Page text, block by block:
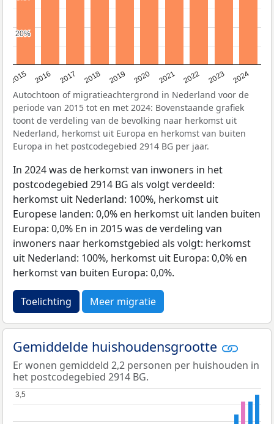
2015 2016 2017 2018 2019 2020 2021 2022 2023 2024
20%
20%
Autochtoon of migratieachtergrond in Nederland voor de
periode van 2015 tot en met 2024: Bovenstaande grafiek
toont de verdeling van de bevolking naar herkomst uit
Nederland, herkomst uit Europa en herkomst van buiten
Europa in het postcodegebied 2914 BG per jaar.
In 2024 was de herkomst van inwoners in het
postcodegebied 2914 BG als volgt verdeeld:
herkomst uit Nederland: 100%, herkomst uit
Europese landen: 0,0% en herkomst uit landen buiten
Europa: 0,0% En in 2015 was de verdeling van
inwoners naar herkomstgebied als volgt: herkomst
uit Nederland: 100%, herkomst uit Europa: 0,0% en
herkomst van buiten Europa: 0,0%.
Toelichting Meer migratie
Gemiddelde huishoudensgrootte
Er wonen gemiddeld 2,2 personen per huishouden in
het postcodegebied 2914 BG.
3,5
3,5